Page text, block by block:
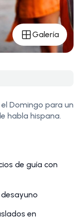
Galería
Domingo para un
habla hispana.
de guía con
en